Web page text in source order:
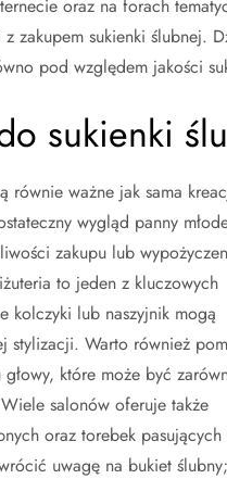
oraz na forach
zakupem sukienki ślubnej.
pod względem jakości
sukienki
równie ważne jak sama
wygląd panny
zakupu lub
to jeden z kluczowych
kolczyki lub naszyjnik mogą
stylizacji. Warto również
które może być
salonów oferuje także
oraz torebek
uwagę na bukiet